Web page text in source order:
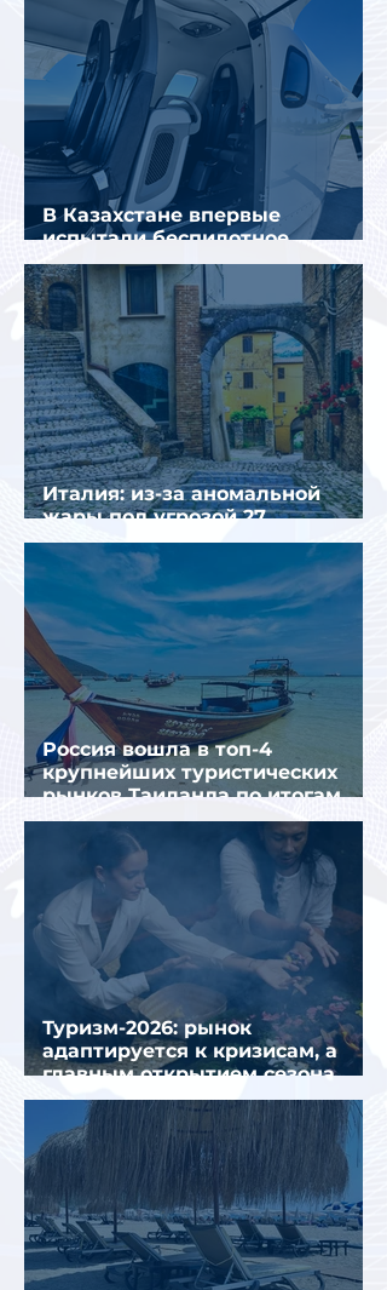
В Казахстане впервые
испытали беспилотное
аэротакси с пассажирами
Италия: из-за аномальной
жары под угрозой 27
крупнейших городов
Россия вошла в топ-4
крупнейших туристических
рынков Таиланда по итогам
семи месяцев 2026 года
Туризм-2026: рынок
адаптируется к кризисам, а
главным открытием сезона
стал Вьетнам